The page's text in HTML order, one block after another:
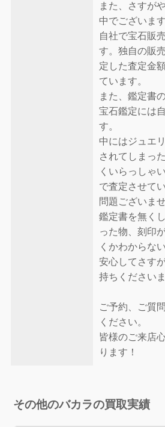
また、さすが
中でございます
自社で宝石販
す。独自の販
定した査定金
ています。
また、鑑定書
宝石鑑定には
す。
中にはジュエ
されてしまっ
くいらっしゃ
で査定させて
問題ございま
鑑定書を無く
った物、刻印
くかわからな
安心してさす
持ちくださいま
ご予約、ご質
ください。
皆様のご来店
ります！
その他のバカラの買取実績